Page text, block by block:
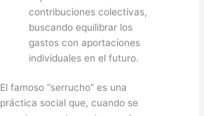
contribuciones colectivas,
buscando equilibrar los
gastos con aportaciones
individuales en el futuro.
El famoso “serrucho” es una
práctica social que, cuando se